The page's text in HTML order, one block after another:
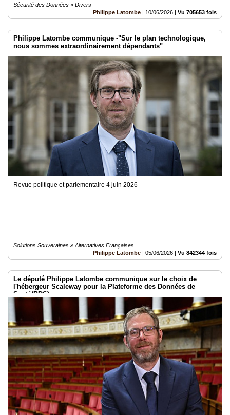
Sécurité des Données » Divers
Philippe Latombe | 10/06/2026 | Vu 705653 fois
Philippe Latombe communique -"Sur le plan technologique,
nous sommes extraordinairement dépendants"
Revue politique et parlementaire 4 juin 2026
Solutions Souveraines » Alternatives Françaises
Philippe Latombe | 05/06/2026 | Vu 842344 fois
Le député Philippe Latombe communique sur le choix de
l'hébergeur Scaleway pour la Plateforme des Données de
Santé(PDS)